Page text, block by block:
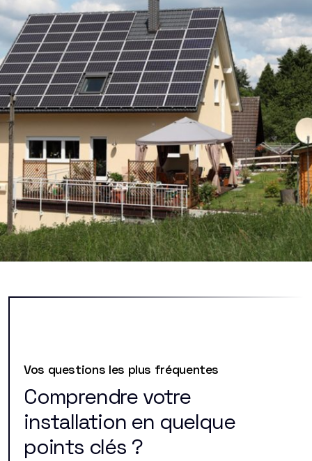
Vos questions les plus fréquentes
Comprendre votre
installation en quelque
points clés ?